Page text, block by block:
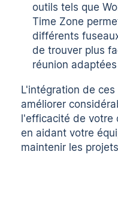
outils tels que
Time Zone
différents
de trouver plus
réunion
L'intégration de
améliorer
l'efficacité de votre
en aidant votre
maintenir les